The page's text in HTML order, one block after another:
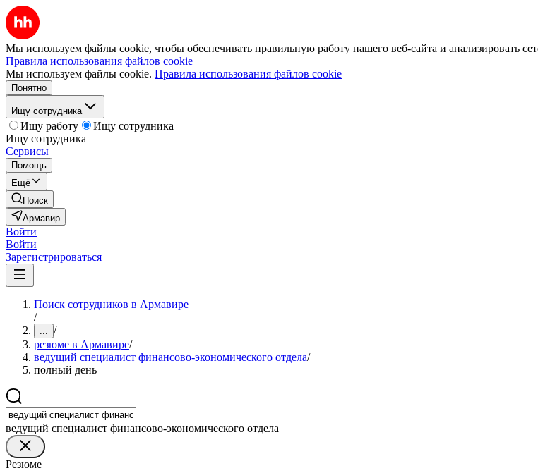
Мы используем файлы cookie, чтобы обеспечивать правильную работу нашего веб-сайта и анализировать
Правила использования файлов cookie
Мы используем файлы cookie. Правила использования файлов cookie
Понятно
Ищу сотрудника
Ищу работу
Ищу сотрудника
Ищу сотрудника
Сервисы
Помощь
Ещё
Поиск
Армавир
Войти
Войти
Зарегистрироваться
Поиск сотрудников в Армавире
/
... /
резюме в Армавире/
ведущий специалист финансово-экономического отдела/
полный день
ведущий специалист финансово-экономического отдела
Резюме